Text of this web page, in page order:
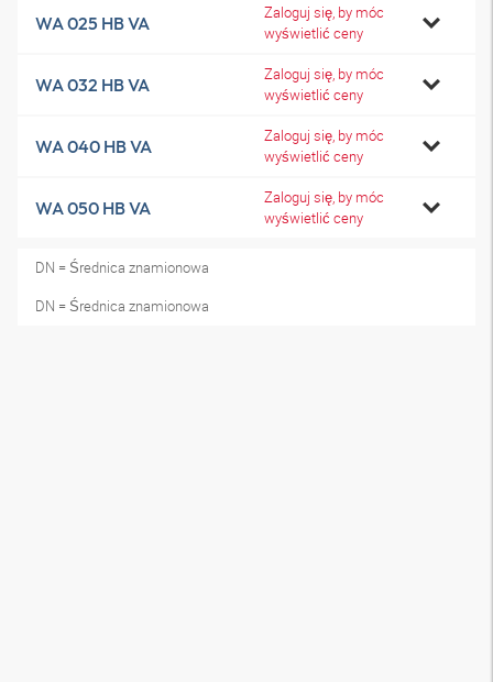
WA 025 HB VA
Zaloguj się, by móc
wyświetlić ceny
WA 032 HB VA
Zaloguj się, by móc
wyświetlić ceny
WA 040 HB VA
Zaloguj się, by móc
wyświetlić ceny
WA 050 HB VA
Zaloguj się, by móc
wyświetlić ceny
DN = Średnica znamionowa
DN = Średnica znamionowa